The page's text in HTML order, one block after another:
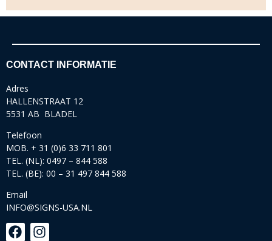
CONTACT INFORMATIE
Adres
HALLENSTRAAT 12
5531 AB BLADEL
Telefoon
MOB. + 31 (0)6 33 711 801
TEL. (NL): 0497 – 844 588
TEL. (BE): 00 – 31 497 844 588
Email
INFO@SIGNS-USA.NL